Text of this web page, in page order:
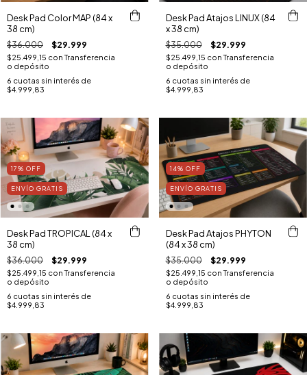
Desk Pad Color MAP (84 x
38 cm)
$36.000 $29.999
$25.499,15 con Transferencia
o depósito
6 cuotas sin interés de
$4.999,83
Desk Pad Atajos LINUX (84
x 38 cm)
$35.000 $29.999
$25.499,15 conTransferencia
o depósito
6 cuotas sin interés de
$4.999,83
17% OFF
ENVÍO GRATIS
Desk Pad TROPICAL (84 x
38 cm)
$36.000 $29.999
$25.499,15 con Transferencia
o depósito
6 cuotas sin interés de
$4.999,83
14% OFF
ENVÍO GRATIS
Desk Pad Atajos PHYTON
(84 x 38 cm)
$35.000 $29.999
$25.499,15 conTransferencia
o depósito
6 cuotas sin interés de
$4.999,83